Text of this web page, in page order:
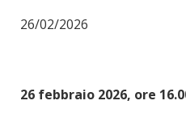
26/02/2026
26 febbraio 2026, ore